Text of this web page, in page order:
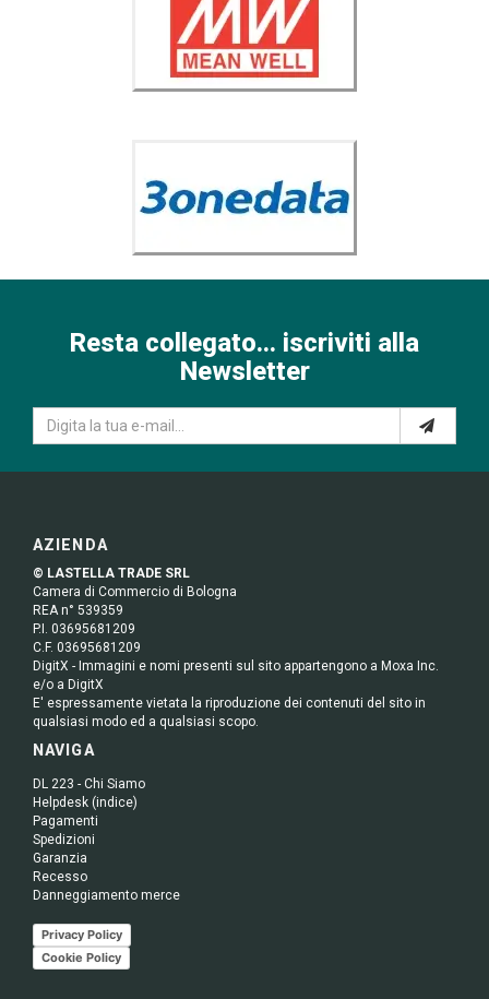
Resta collegato... iscriviti alla
Newsletter
AZIENDA
© LASTELLA TRADE SRL
Camera di Commercio di Bologna
REA n° 539359
P.I. 03695681209
C.F. 03695681209
DigitX - Immagini e nomi presenti sul sito appartengono a Moxa Inc.
e/o a DigitX
E' espressamente vietata la riproduzione dei contenuti del sito in
qualsiasi modo ed a qualsiasi scopo.
NAVIGA
DL 223 - Chi Siamo
Helpdesk (indice)
Pagamenti
Spedizioni
Garanzia
Recesso
Danneggiamento merce
Privacy Policy
Cookie Policy